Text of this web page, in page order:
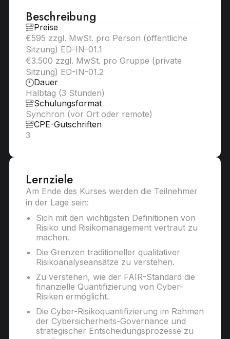
Beschreibung
Preise
€595 zzgl. MwSt. pro Person (öffentliche
Sitzung) ED-IN-01.1
€3.500 zzgl. MwSt. pro Gruppe (private
Sitzung) ED-IN-01.2
Dauer
Halbtag (3 Stunden)
Schulungsformat
Synchron (vor Ort oder remote)
CPE-Gutschriften
3
Lernziele
Am Ende des Kurses werden die Teilnehmer
in der Lage sein:
Sich mit den wichtigsten Definitionen von
Risiko und Risikomanagement vertraut zu
machen.
Die Grenzen traditioneller qualitativer
Risikoanalyseansätze zu verstehen.
Zu verstehen, wie der FAIR-Standard die
finanzielle Quantifizierung von Cyber-
Risiken ermöglicht.
Die Cyber-Risikoquantifizierung im Rahmen
der Cybersicherheits-Governance und
strategischer Entscheidungsprozesse zu